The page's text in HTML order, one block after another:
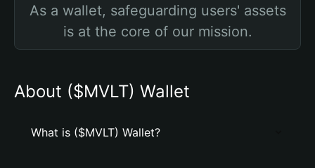
As a wallet, safeguarding users' assets
is at the core of our mission.
About ($MVLT) Wallet
What is ($MVLT) Wallet?